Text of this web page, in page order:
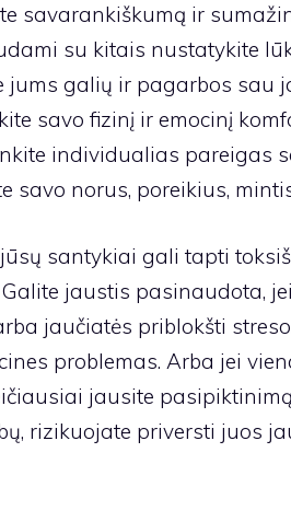
savarankiškumą ir
su kitais nustatykite
jums galių ir pagarbos sau
savo fizinį ir emocinį
individualias pareigas
savo norus, poreikius,
santykiai gali tapti
jaustis pasinaudota,
jaučiatės priblokšti
problemas. Arba jei
jausite
rizikuojate priversti juos